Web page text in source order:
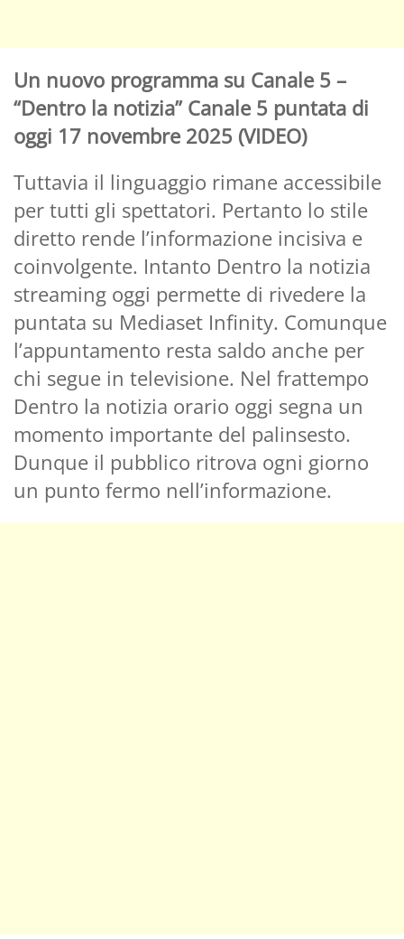
Un nuovo programma su Canale 5 –
“Dentro la notizia” Canale 5 puntata di
oggi 17 novembre 2025 (VIDEO)
Tuttavia il linguaggio rimane accessibile
per tutti gli spettatori. Pertanto lo stile
diretto rende l’informazione incisiva e
coinvolgente. Intanto Dentro la notizia
streaming oggi permette di rivedere la
puntata su Mediaset Infinity. Comunque
l’appuntamento resta saldo anche per
chi segue in televisione. Nel frattempo
Dentro la notizia orario oggi segna un
momento importante del palinsesto.
Dunque il pubblico ritrova ogni giorno
un punto fermo nell’informazione.